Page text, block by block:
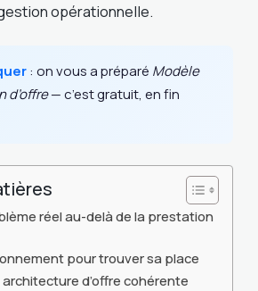
opérationnelle.
: on vous a préparé Modèle
d’offre— c’est gratuit, en fin
réel au-delà de la prestation
pour trouver sa place
d’offre cohérente